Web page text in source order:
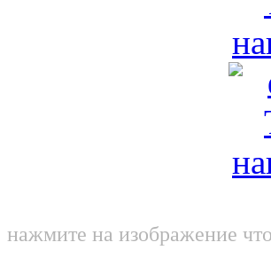
нажмите на изображение